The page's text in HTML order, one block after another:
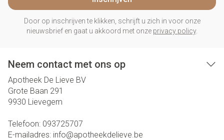
Door op inschrijven te klikken, schrijft u zich in voor onze
nieuwsbrief en gaat u akkoord met onze privacy policy.
Neem contact met ons op
Apotheek De Lieve BV
Grote Baan 291
9930 Lievegem
Telefoon: 093725707
E-mailadres: info@apotheekdelieve.be